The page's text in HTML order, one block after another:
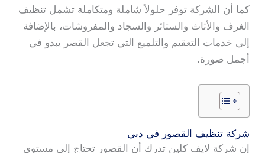
كما أن الشركة توفر حلولاً شاملة ومتكاملة تشمل تنظيف
الغرف والأثاث والستائر والسجاد والمفروشات، بالإضافة
إلى خدمات التعقيم والتلميع التي تجعل القصر يبدو في
أجمل صورة.
شركة تنظيف القصور في دبي
إن شركة لايف كلين تدرك أن القصور تحتاج إلى مستوى